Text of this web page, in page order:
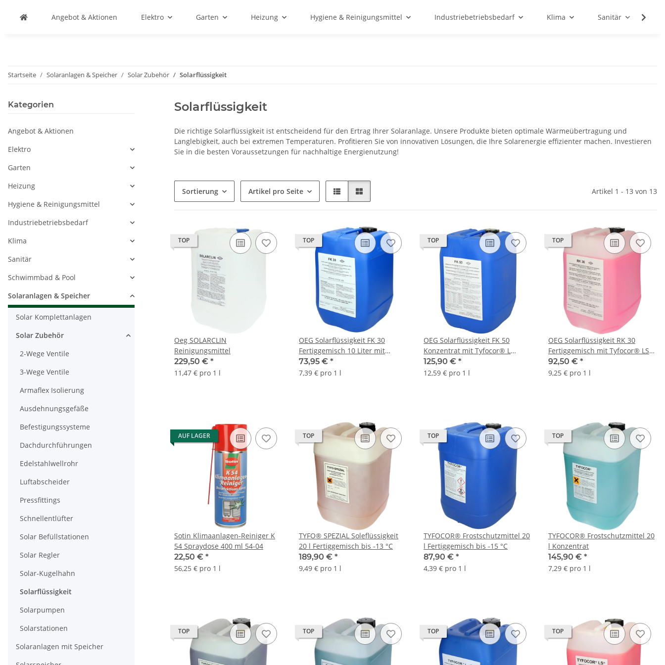
Angebot & Aktionen Elektro Garten Heizung Hygiene & Reinigungsmittel Industriebetriebsbedarf Klima Sanitär
Startseite Solaranlagen & Speicher Solar Zubehör Solarflüssigkeit
Solarflüssigkeit
Die richtige Solarflüssigkeit ist entscheidend für den Ertrag Ihrer Solaranlage. Unsere Produkte bieten optimale Wärmeübertragung und
Langlebigkeit, auch bei extremen Temperaturen. Profitieren Sie von innovativen Lösungen, die Ihre Solarenergie effizienter machen. Investieren
Sie in die besten Voraussetzungen für nachhaltige Energienutzung!
Sortierung Artikel pro Seite Artikel 1 - 13 von 13
TOP
Oeg SOLARCLIN
Reinigungsmittel
229,50 € *
11,47 € pro 1 l
TOP
OEG Solarflüssigkeit FK 30
Fertiggemisch 10 Liter mit
Tyfocor® L mischbar
73,95 € *
7,39 € pro 1 l
TOP
OEG Solarflüssigkeit FK 50
Konzentrat mit Tyfocor® L
mischbar 10 Liter
125,90 € *
12,59 € pro 1 l
TOP
OEG Solarflüssigkeit RK 30
Fertiggemisch mit Tyfocor® LS
mischbar 10 L -28 °C
92,50 € *
9,25 € pro 1 l
AUF LAGER
Sotin Klimaanlagen-Reiniger K
54 Spraydose 400 ml 54-04
22,50 € *
56,25 € pro 1 l
TOP
TYFO® SPEZIAL Soleflüssigkeit
20 l Fertiggemisch bis -13 °C
189,90 € *
9,49 € pro 1 l
TOP
TYFOCOR® Frostschutzmittel 20
l Fertiggemisch bis -15 °C
87,90 € *
4,39 € pro 1 l
TOP
TYFOCOR® Frostschutzmittel 20
l Konzentrat
145,90 € *
7,29 € pro 1 l
TOP TOP TOP TOP
Kategorien
Angebot & Aktionen
Elektro
Garten
Heizung
Hygiene & Reinigungsmittel
Industriebetriebsbedarf
Klima
Sanitär
Schwimmbad & Pool
Solaranlagen & Speicher
Solar Komplettanlagen
Solar Zubehör
2-Wege Ventile
3-Wege Ventile
Armaflex Isolierung
Ausdehnungsgefäße
Befestigungssysteme
Dachdurchführungen
Edelstahlwellrohr
Luftabscheider
Pressfittings
Schnellentlüfter
Solar Befüllstationen
Solar Regler
Solar-Kugelhahn
Solarflüssigkeit
Solarpumpen
Solarstationen
Solaranlagen mit Speicher